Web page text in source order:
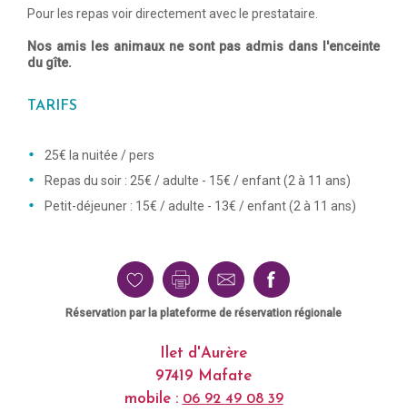
Pour les repas voir directement avec le prestataire.
Nos amis les animaux ne sont pas admis dans l'enceinte
du gîte.
TARIFS
25€ la nuitée / pers
Repas du soir : 25€ / adulte - 15€ / enfant (2 à 11 ans)
Petit-déjeuner : 15€ / adulte - 13€ / enfant (2 à 11 ans)
Réservation par la plateforme de réservation régionale
Ilet d'Aurère
97419 Mafate
mobile : 06 92 49 08 39